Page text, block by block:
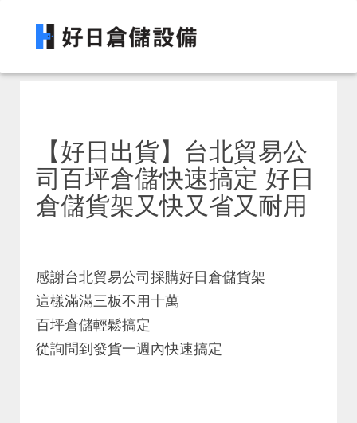
【好日出貨】台北貿易公
司百坪倉儲快速搞定 好日
倉儲貨架又快又省又耐用
感謝台北貿易公司採購好日倉儲貨架
這樣滿滿三板不用十萬
百坪倉儲輕鬆搞定
從詢問到發貨一週內快速搞定